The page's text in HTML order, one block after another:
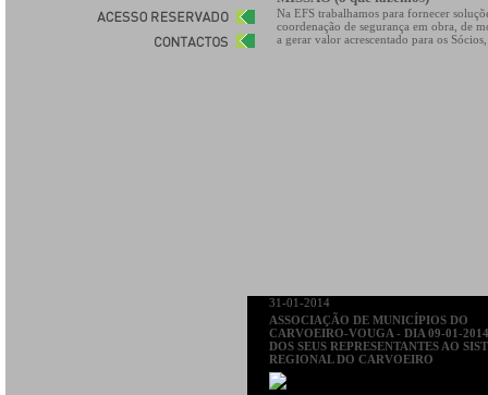
Na EFS trabalhamos para fornecer
coordenação de segurança em obra, de
a gerar valor acrescentado para os
31-01-2014
ASSOCIAÇÃO DE MUNICÍPIOS DO
CARVOEIRO-VOUGA - DIA 09-01-
DOS SEUS REPRESENTANTES AO
REGIONAL DO CARVOEIRO